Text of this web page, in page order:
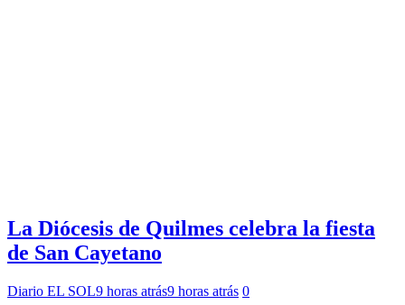
La Diócesis de Quilmes celebra la fiesta
de San Cayetano
Diario EL SOL9 horas atrás9 horas atrás 0